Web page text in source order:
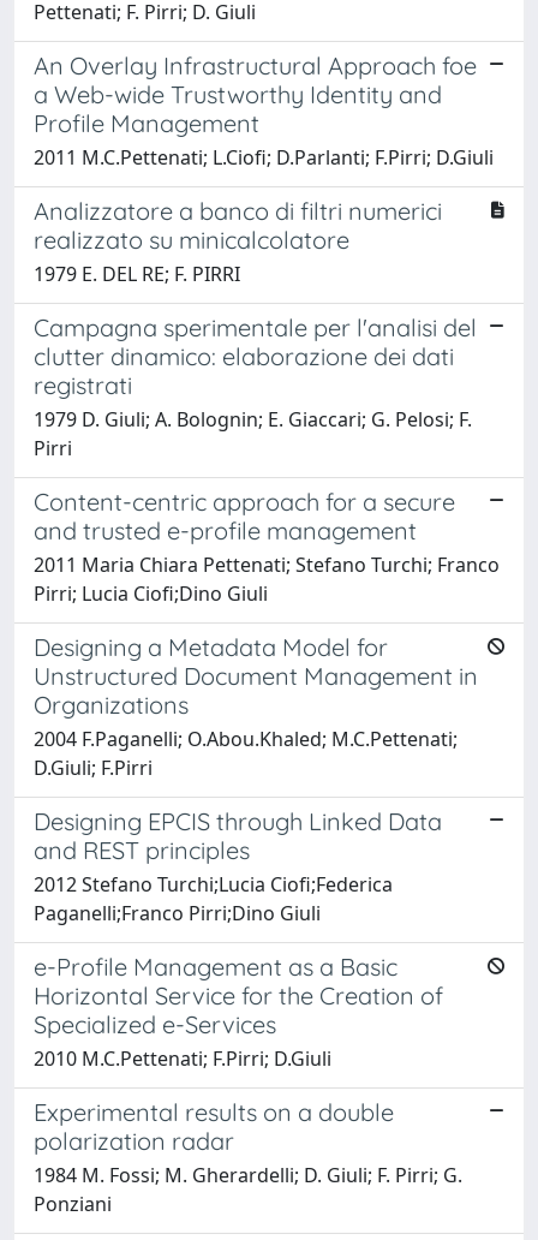
Pettenati; F. Pirri; D. Giuli
An Overlay Infrastructural Approach foe
a Web-wide Trustworthy Identity and
Profile Management
2011 M.C.Pettenati; L.Ciofi; D.Parlanti; F.Pirri; D.Giuli
Analizzatore a banco di filtri numerici
realizzato su minicalcolatore
1979 E. DEL RE; F. PIRRI
Campagna sperimentale per l'analisi del
clutter dinamico: elaborazione dei dati
registrati
1979 D. Giuli; A. Bolognin; E. Giaccari; G. Pelosi; F.
Pirri
Content-centric approach for a secure
and trusted e-profile management
2011 Maria Chiara Pettenati; Stefano Turchi; Franco
Pirri; Lucia Ciofi;Dino Giuli
Designing a Metadata Model for
Unstructured Document Management in
Organizations
2004 F.Paganelli; O.Abou.Khaled; M.C.Pettenati;
D.Giuli; F.Pirri
Designing EPCIS through Linked Data
and REST principles
2012 Stefano Turchi;Lucia Ciofi;Federica
Paganelli;Franco Pirri;Dino Giuli
e-Profile Management as a Basic
Horizontal Service for the Creation of
Specialized e-Services
2010 M.C.Pettenati; F.Pirri; D.Giuli
Experimental results on a double
polarization radar
1984 M. Fossi; M. Gherardelli; D. Giuli; F. Pirri; G.
Ponziani